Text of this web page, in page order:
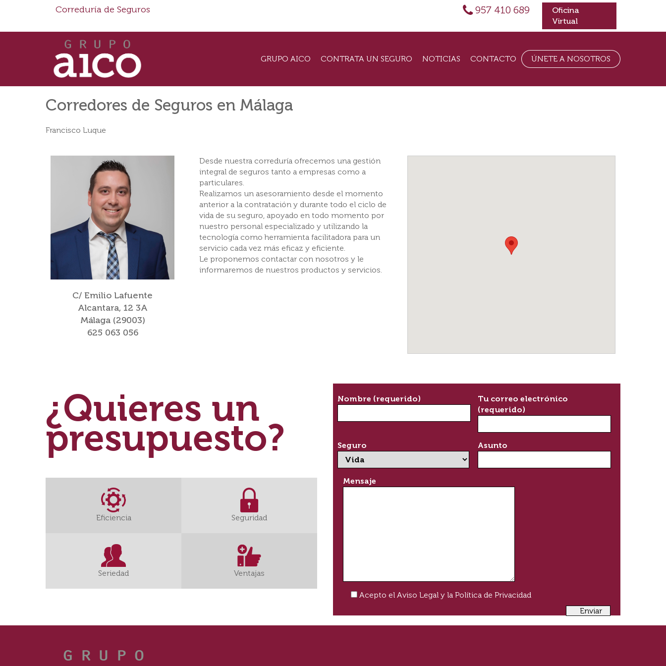
Correduría de Seguros 957 410 689
Oficina
Virtual
GRUPO AICO CONTRATA UN SEGURO NOTICIAS CONTACTO ÚNETE A NOSOTROS
Corredores de Seguros en Málaga
Francisco Luque
C/ Emilio Lafuente
Alcantara, 12 3A
Málaga (29003)
625 063 056
Desde nuestra correduría ofrecemos una gestión
integral de seguros tanto a empresas como a
particulares.
Realizamos un asesoramiento desde el momento
anterior a la contratación y durante todo el ciclo de
vida de su seguro, apoyado en todo momento por
nuestro personal especializado y utilizando la
tecnología como herramienta facilitadora para un
servicio cada vez más eficaz y eficiente.
Le proponemos contactar con nosotros y le
informaremos de nuestros productos y servicios.
¿Quieres un
presupuesto?
Eficiencia Seguridad
Seriedad Ventajas
Nombre (requerido)
Tu correo electrónico
(requerido)
Seguro Asunto
Mensaje
Acepto el Aviso Legal y la Política de Privacidad